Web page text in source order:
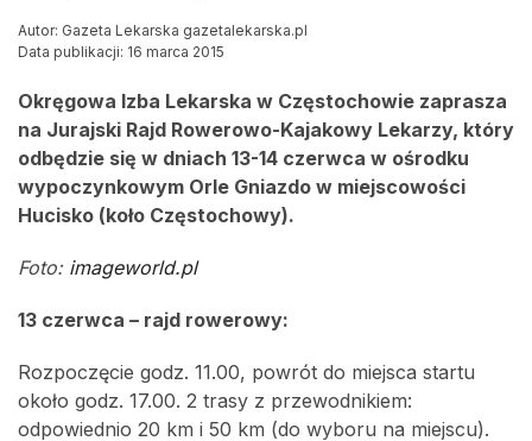
Autor: Gazeta Lekarska gazetalekarska.pl
Data publikacji: 16 marca 2015
Okręgowa Izba Lekarska w Częstochowie zaprasza
na Jurajski Rajd Rowerowo-Kajakowy Lekarzy, który
odbędzie się w dniach 13-14 czerwca w ośrodku
wypoczynkowym Orle Gniazdo w miejscowości
Hucisko (koło Częstochowy).
Foto: imageworld.pl
13 czerwca – rajd rowerowy:
Rozpoczęcie godz. 11.00, powrót do miejsca startu
około godz. 17.00. 2 trasy z przewodnikiem:
odpowiednio 20 km i 50 km (do wyboru na miejscu).